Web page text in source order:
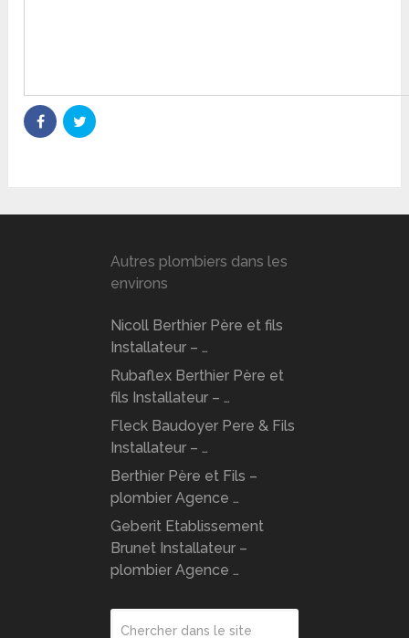
Autres plombiers dans les
environs
Nicoll Berthier Père et fils
Installateur – …
Rubaflex Berthier Père et
fils Installateur – …
Fleck Baudoyer Pere & Fils
Installateur – …
Berthier Père et Fils –
plombier Agence …
Geberit Etablissement
Brunet Installateur –
plombier Agence …